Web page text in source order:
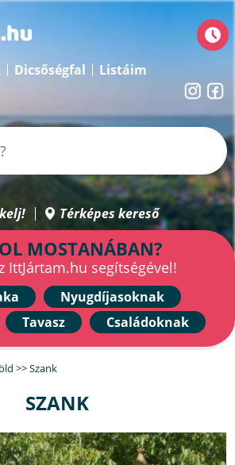
Dicsőségfal Listáim
Térképes kereső
MOSTANÁBAN?
IttJártam.hu segítségével!
Nyugdíjasoknak
Tavasz Családoknak
>>Szank
SZANK